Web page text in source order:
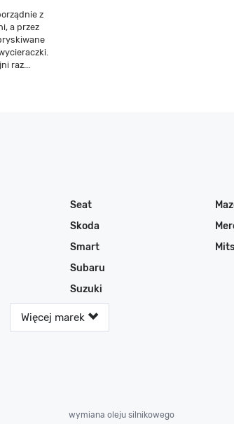
z
a przez
raz...
Seat
Skoda
Smart
Subaru
Suzuki
Więcej marek
wymiana oleju silnikowego